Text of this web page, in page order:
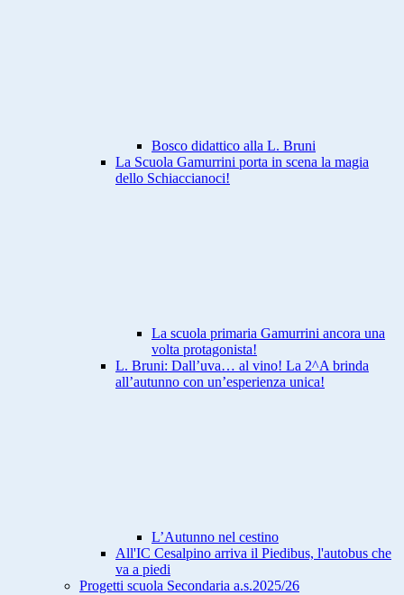
Bosco didattico alla L. Bruni
La Scuola Gamurrini porta in scena la magia
dello Schiaccianoci!
La scuola primaria Gamurrini ancora una
volta protagonista!
L. Bruni: Dall’uva… al vino! La 2^A brinda
all’autunno con un’esperienza unica!
L’Autunno nel cestino
All'IC Cesalpino arriva il Piedibus, l'autobus che
va a piedi
Progetti scuola Secondaria a.s.2025/26